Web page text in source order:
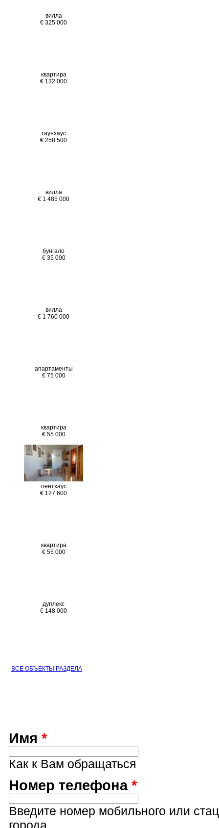
вилла
€ 325 000
квартира
€ 132 000
таунхаус
€ 258 500
вилла
€ 1 485 000
бунгало
€ 35 000
вилла
€ 1 760 000
апартаменты
€ 75 000
квартира
€ 55 000
пентхаус
€ 127 600
квартира
€ 55 000
дуплекс
€ 148 000
ВСЕ ОБЪЕКТЫ РАЗДЕЛА
Имя *
Как к Вам обращаться
Номер телефона *
Введите номер мобильного или
города